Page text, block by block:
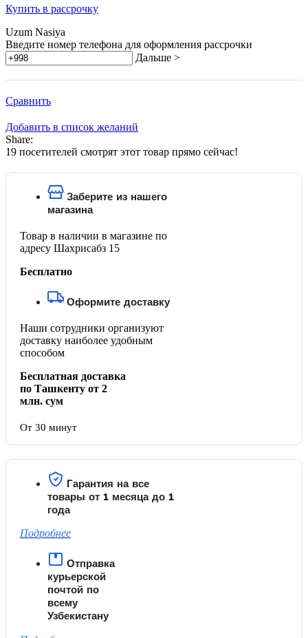
Купить в рассрочку
Uzum Nasiya
Введите номер телефона для оформления рассрочки
Дальше >
Сравнить
Добавить в список желаний
Share:
19 посетителей смотрят этот товар прямо сейчас!
Заберите из нашего
магазина
Товар в наличии в магазине по
адресу Шахрисабз 15
Бесплатно
Оформите доставку
Наши сотрудники организуют
доставку наиболее удобным
способом
Бесплатная доставка
по Ташкенту от 2
млн. сум
От 30 минут
Гарантия на все
товары от 1 месяца до 1
года
Подробнее
Отправка
курьерской
почтой по
всему
Узбекистану